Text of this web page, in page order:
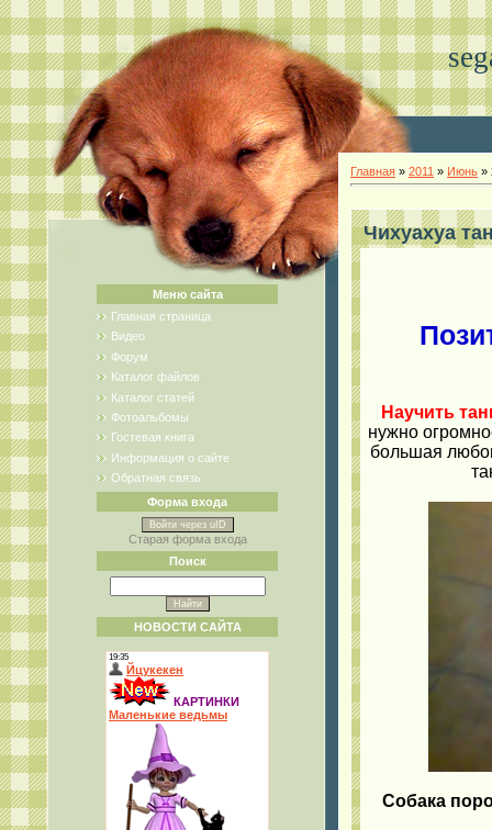
Меню сайта
Главная страница
Видео
Форум
Каталог файлов
Каталог статей
Фотоальбомы
Гостевая книга
Информация о сайте
Обратная связь
Форма входа
Войти через uID
Старая форма входа
Поиск
НОВОСТИ САЙТА
Главная » 2011 » Июнь »
Чихуахуа
Научить
нужно
большая
Собака